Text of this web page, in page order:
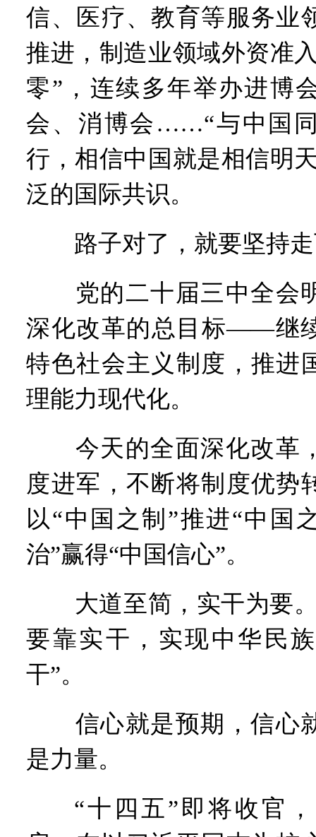
信、医疗、教育等服务业
推进，制造业领域外资准
零”，连续多年举办进博
会、消博会……“与中国
行，相信中国就是相信明
泛的国际共识。
路子对了，就要坚持走
党的二十届三中全会
深化改革的总目标——继
特色社会主义制度，推进
理能力现代化。
今天的全面深化改革
度进军，不断将制度优势
以“中国之制”推进“中国
治”赢得“中国信心”。
大道至简，实干为要。
要靠实干，实现中华民
干”。
信心就是预期，信心
是力量。
“十四五”即将收官，